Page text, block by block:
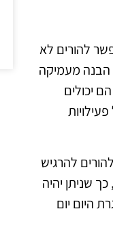
להורים לא
הבנה מעמיקה
יכולים
להרגיש
שניתן יהיה
היום יום